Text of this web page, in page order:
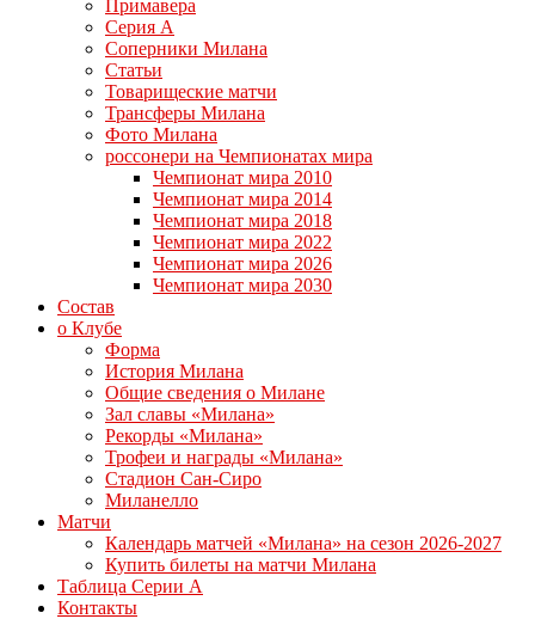
Примавера
Серия А
Соперники Милана
Статьи
Товарищеские матчи
Трансферы Милана
Фото Милана
россонери на Чемпионатах мира
Чемпионат мира 2010
Чемпионат мира 2014
Чемпионат мира 2018
Чемпионат мира 2022
Чемпионат мира 2026
Чемпионат мира 2030
Состав
о Клубе
Форма
История Милана
Общие сведения о Милане
Зал славы «Милана»
Рекорды «Милана»
Трофеи и награды «Милана»
Стадион Сан-Сиро
Миланелло
Матчи
Календарь матчей «Милана» на сезон 2026-2027
Купить билеты на матчи Милана
Таблица Серии А
Контакты